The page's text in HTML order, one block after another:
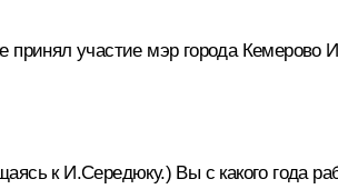
принял участие мэр города Кемерово
к И.Середюку.) Вы с какого года